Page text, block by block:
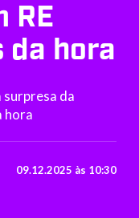
RE
da hora
da
hora
09.12.2025 às 10:30